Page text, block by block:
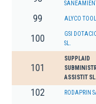
99 ALYCO
100
GSI
SL.
101
SUPPLAID
ASSISTIT SL.
102 RODAPRIN